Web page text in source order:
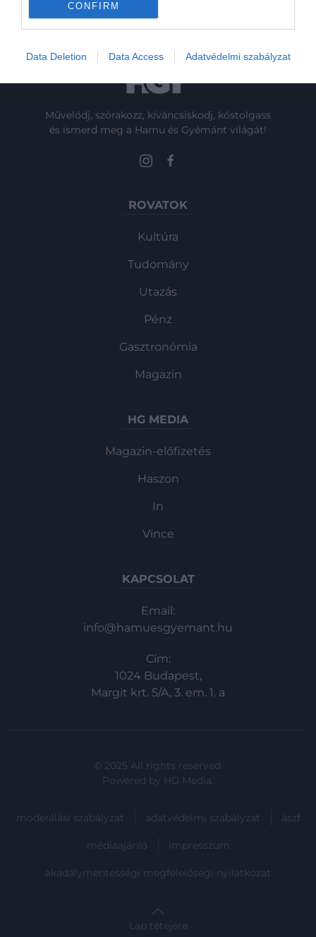
CONFIRM
Data Deletion Data Access Adatvédelmi szabályzat
Művelődj, szórakozz, kíváncsiskodj, kóstolgass
és ismerd meg a Hamu és Gyémánt világát!
ROVATOK
Kultúra
Tudomány
Utazás
Pénz
Gasztronómia
Magazin
HG MEDIA
Magazin-előfizetés
Haszon
In
Vince
KAPCSOLAT
Email:
info@hamuesgyemant.hu
Cím:
1024 Budapest,
Margit krt. 5/A, 3. em. 1. a
© 2025 All rights reserved.
Powered by HG Media.
moderálási szabályzat adatvédelmi szabályzat ászf
médiaajánló impresszum
akadálymentességi megfelelőségi nyilatkozat
Lap tetejére